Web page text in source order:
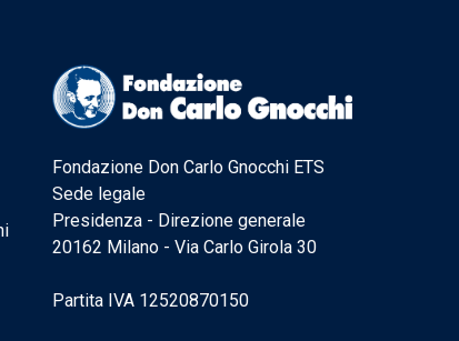
Fondazione Don Carlo Gnocchi ETS
Sede legale
Presidenza - Direzione generale
20162 Milano - Via Carlo Girola 30
Partita IVA 12520870150